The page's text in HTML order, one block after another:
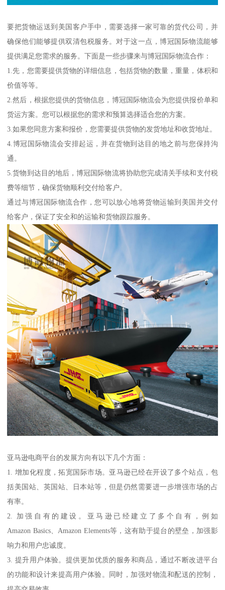
要把货物运送到美国客户手中，需要选择一家可靠的货代公司，并
确保他们能够提供双清包税服务。对于这一点，博冠国际物流能够
提供满足您需求的服务。下面是一些步骤来与博冠国际物流合作：
1.先，您需要提供货物的详细信息，包括货物的数量，重量，体积和
价值等等。
2.然后，根据您提供的货物信息，博冠国际物流会为您提供报价单和
货运方案。您可以根据您的需求和预算选择适合您的方案。
3.如果您同意方案和报价，您需要提供货物的发货地址和收货地址。
4.博冠国际物流会安排起运，并在货物到达目的地之前与您保持沟
通。
5.货物到达目的地后，博冠国际物流将协助您完成清关手续和支付税
费等细节，确保货物顺利交付给客户。
通过与博冠国际物流合作，您可以放心地将货物运输到美国并交付
给客户，保证了安全和的运输和货物跟踪服务。
亚马逊电商平台的发展方向有以下几个方面：
1. 增加化程度，拓宽国际市场。亚马逊已经在开设了多个站点，包
括美国站、英国站、日本站等，但是仍然需要进一步增强市场的占
有率。
2. 加强自有的建设。亚马逊已经建立了多个自有，例如
Amazon Basics、Amazon Elements等，这有助于提台的壁垒，加强影
响力和用户忠诚度。
3. 提升用户体验。提供更加优质的服务和商品，通过不断改进平台
的功能和设计来提高用户体验。同时，加强对物流和配送的控制，